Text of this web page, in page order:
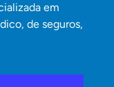
em
de seguros,